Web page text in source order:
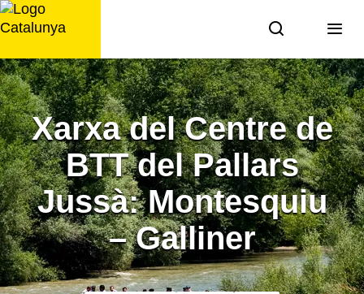
Saltar
al
Xarxa del Centre de
BTT del Pallars
Jussà: Montesquiu
– Galliner